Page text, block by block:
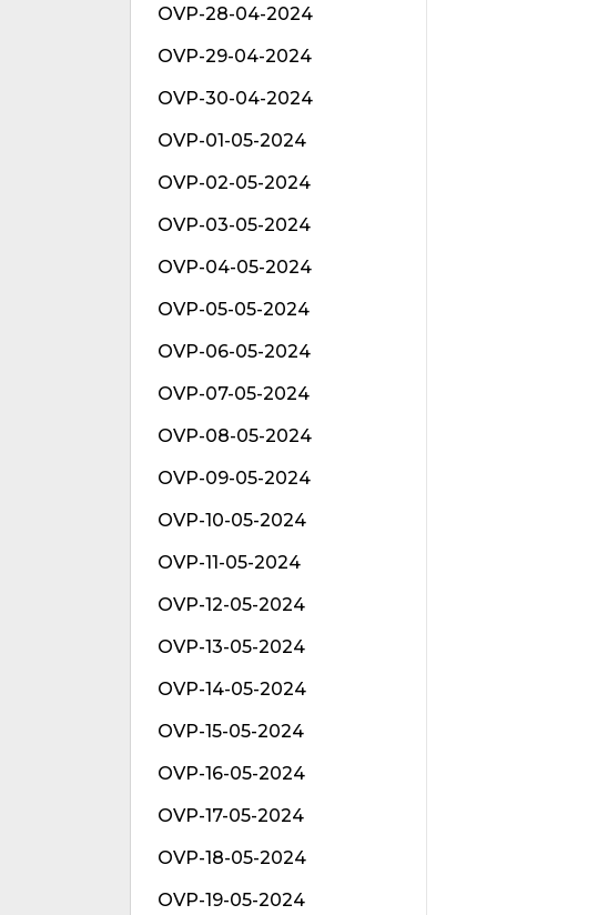
OVP-28-04-2024
OVP-29-04-2024
OVP-30-04-2024
OVP-01-05-2024
OVP-02-05-2024
OVP-03-05-2024
OVP-04-05-2024
OVP-05-05-2024
OVP-06-05-2024
OVP-07-05-2024
OVP-08-05-2024
OVP-09-05-2024
OVP-10-05-2024
OVP-11-05-2024
OVP-12-05-2024
OVP-13-05-2024
OVP-14-05-2024
OVP-15-05-2024
OVP-16-05-2024
OVP-17-05-2024
OVP-18-05-2024
OVP-19-05-2024